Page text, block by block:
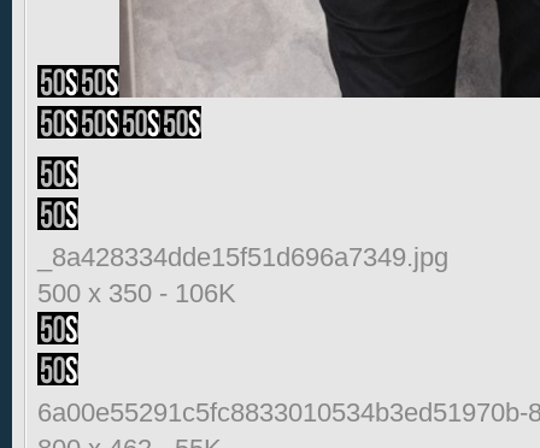
_8a428334dde15f51d696a7349.jpg
500 x 350 - 106K
6a00e55291c5fc8833010534b3ed51970b-